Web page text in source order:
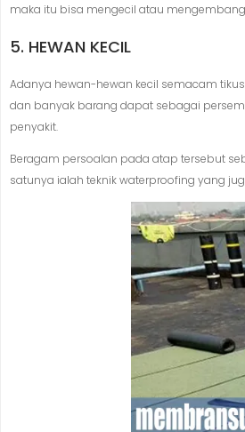
maka itu bisa mengecil atau
5. HEWAN KECIL
Adanya hewan-hewan kecil semacam
dan banyak barang dapat sebagai
penyakit.
Beragam persoalan pada atap tersebut
satunya ialah teknik waterproofing yang